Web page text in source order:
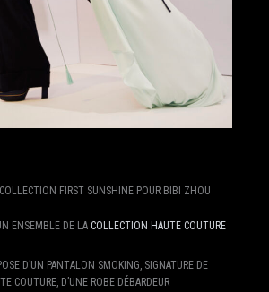
FIRST SUNSHINE POUR BIBI ZHOU
ENSEMBLE DE LA COLLECTION HAUTE COUTURE
D’UN PANTALON SMOKING, SIGNATURE DE
COUTURE, D’UNE ROBE DÉBARDEUR